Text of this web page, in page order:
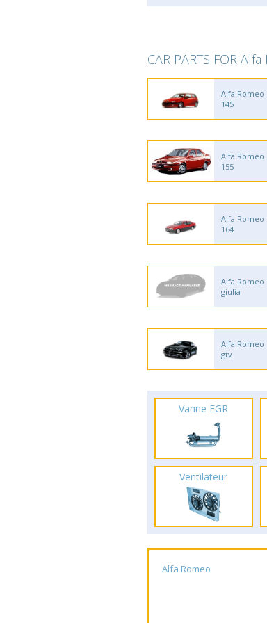
CAR PARTS FOR
Alfa Romeo
145
Alfa Romeo
155
Alfa Romeo
164
Alfa Romeo
giulia
Alfa Romeo
gtv
Vanne EGR
Ventilateur
Alfa Romeo